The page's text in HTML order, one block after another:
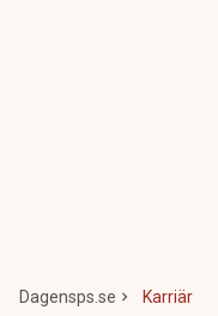
Dagensps.se Karriär